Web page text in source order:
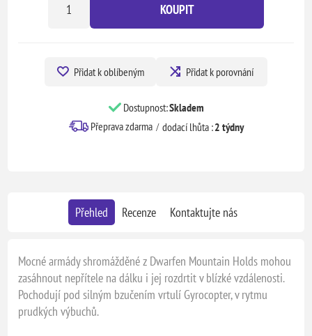
KOUPIT
Přidat k oblíbeným Přidat k porovnání
Dostupnost:Skladem
Přeprava zdarma
dodací lhůta :2 týdny
Přehled Recenze Kontaktujte nás
Mocné armády shromážděné z Dwarfen Mountain Holds mohou
zasáhnout nepřítele na dálku i jej rozdrtit v blízké vzdálenosti.
Pochodují pod silným bzučením vrtulí Gyrocopter, v rytmu
prudkých výbuchů.